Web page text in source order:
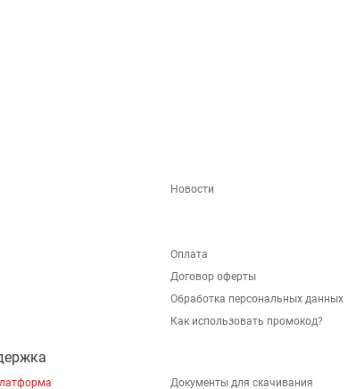
Новости
Оплата
Договор оферты
Обработка персональных данных
Как использовать промокод?
Документы для скачивания